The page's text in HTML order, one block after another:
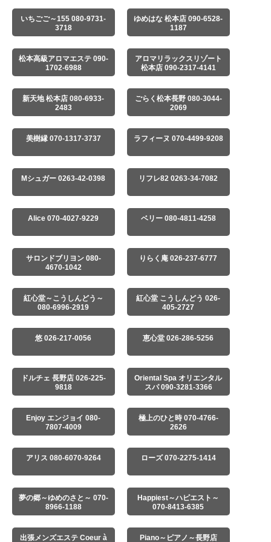
いちごご～155 080-9731-
3718
ゆめはな 松本店 090-6528-
1187
松本高級アロマエステ 090-
1702-6988
アロマリラックスリゾート
松本店 090-2317-4141
新天地 松本店 080-6933-
2483
ごらく松本長野 080-3044-
2069
美樹縁 070-1317-3737 ラフィーヌ 070-4499-9208
Mシュガー 0263-42-0398 リフレ82 0263-34-7082
Alice 070-4027-9229 ベリー 080-4811-4258
サロンドブリヨン 080-
4670-1042
りらく庵 026-237-6777
紅心堂～こうしんどう～
080-6996-2919
紅心堂 こうしんどう 026-
405-2727
悠 026-217-0056 恵心堂 026-286-5256
ドルチェ 長野店 026-225-
9818
Oriental Spa オリエンタル
スパ 090-3281-3366
Enjoy エンジョイ 080-
7807-4009
極上のひと時 070-4766-
2626
アリス 080-6070-9264 ローズ 070-2275-1414
夢の郷～ゆめのさと～ 070-
8966-1188
Happiest～ハピエスト～
070-8413-6385
出張メンズエステ Coeur à Piano～ピアノ～長野店